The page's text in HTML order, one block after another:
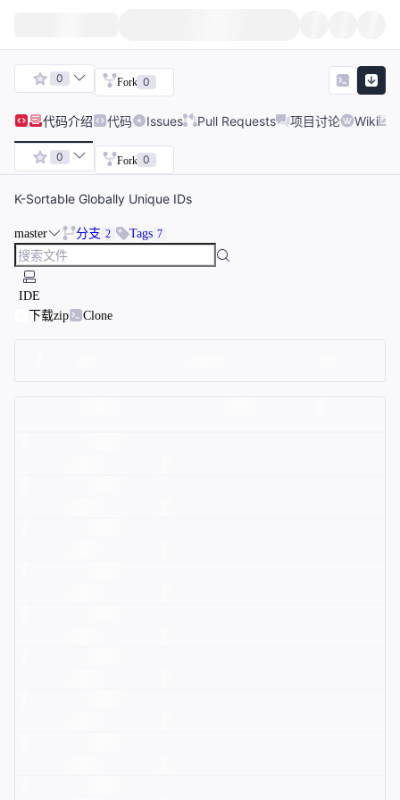
0 Fork 0
代码介绍 代码 Issues Pull Requests 项目讨论 Wiki
0 Fork 0
K-Sortable Globally Unique IDs
master 分支 2 Tags 7
IDE
下载zip
Clone